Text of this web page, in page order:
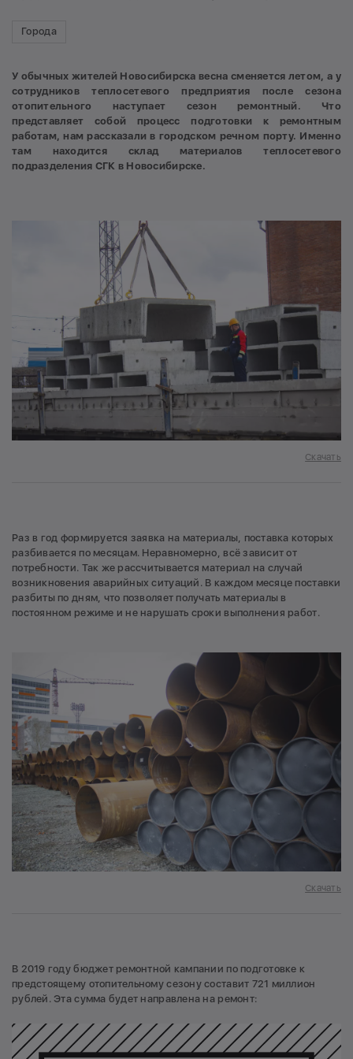
Города
У обычных жителей Новосибирска весна сменяется летом, а у
сотрудников теплосетевого предприятия после сезона
отопительного наступает сезон ремонтный. Что
представляет собой процесс подготовки к ремонтным
работам, нам рассказали в городском речном порту. Именно
там находится склад материалов теплосетевого
подразделения СГК в Новосибирске.
Скачать
Раз в год формируется заявка на материалы, поставка которых
разбивается по месяцам. Неравномерно, всё зависит от
потребности. Так же рассчитывается материал на случай
возникновения аварийных ситуаций. В каждом месяце поставки
разбиты по дням, что позволяет получать материалы в
постоянном режиме и не нарушать сроки выполнения работ.
Скачать
В 2019 году бюджет ремонтной кампании по подготовке к
предстоящему отопительному сезону составит 721 миллион
рублей. Эта сумма будет направлена на ремонт: